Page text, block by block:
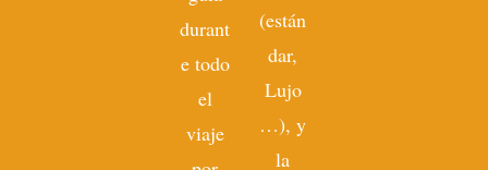
durant
e todo
el
viaje
(están
dar,
Lujo
…), y
la